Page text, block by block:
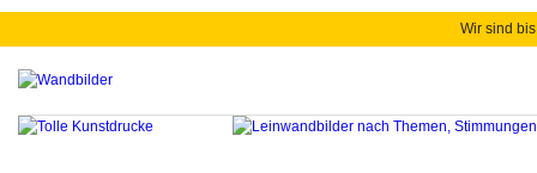
Wir sind